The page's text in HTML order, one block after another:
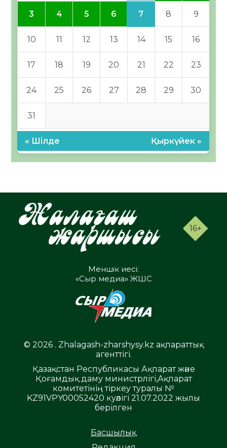
3 4 5 6 7 8 9
10 11 12 13 14 15 16
17 18 19 20 21 22 23
24 25 26 27 28 29 30
31
« Шілде Қыркүйек »
16+
Меншік иесі:
«Сыр медиа» ЖШС
© 2026 . Zhalagash-zharshysy.kz ақпараттық
агенттігі.
Қазақстан Республикасы Ақпарат және
Қоғамдық даму министрлігі,Ақпарат
комитетінің тіркеу туралы №
KZ91VPY00052420 куәлігі 21.07.2022 жылы
берілген
Басшылық